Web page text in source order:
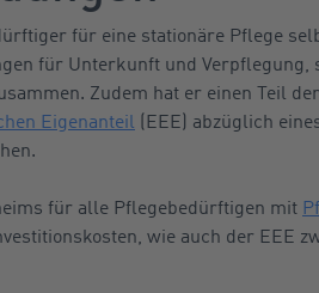
für eine stationäre Pflege
für Unterkunft und Verpflegung,
Zudem hat er einen Teil
Eigenanteil (EEE) abzüglich
für alle Pflegebedürftigen mit
wie auch der EEE